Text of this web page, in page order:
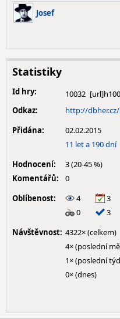
Josef
Statistiky
Id hry:
10032
Odkaz:
http://
Přidána:
02.02.2015
11 let a 190 dní
Hodnocení:
3 (20-45 %)
Komentářů:
0
Oblíbenost:
4
3
0
3
Návštěvnost: 4322× (celkem)
4× (poslední
1× (poslední
0× (dnes)